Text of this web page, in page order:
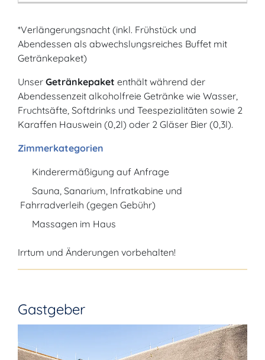
*Verlängerungsnacht (inkl. Frühstück und
Abendessen als abwechslungsreiches Buffet mit
Getränkepaket)
Unser Getränkepaket enthält während der
Abendessenzeit alkoholfreie Getränke wie Wasser,
Fruchtsäfte, Softdrinks und Teespezialitäten sowie 2
Karaffen Hauswein (0,2l) oder 2 Gläser Bier (0,3l).
Zimmerkategorien
Kinderermäßigung auf Anfrage
Sauna, Sanarium, Infratkabine und
Fahrradverleih (gegen Gebühr)
Massagen im Haus
Irrtum und Änderungen vorbehalten!
Gastgeber